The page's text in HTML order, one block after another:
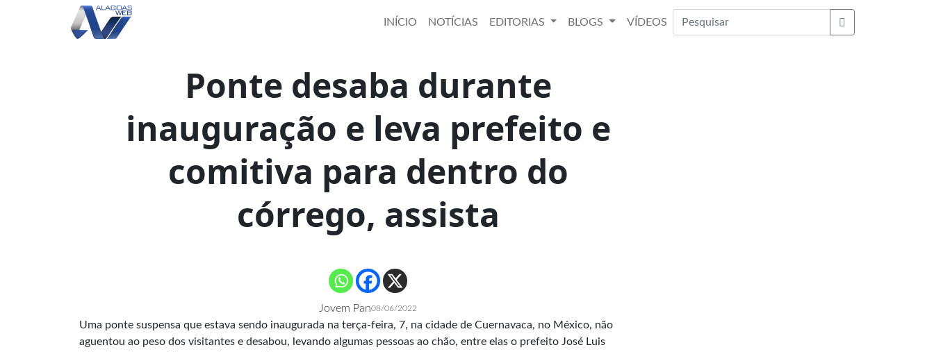
INÍCIO NOTÍCIAS EDITORIAS BLOGS
VÍDEOS
Buscar
Ponte desaba durante
inauguração e leva prefeito e
comitiva para dentro do
córrego, assista
Jovem Pan08/06/2022
Uma ponte suspensa que estava sendo inaugurada na terça-feira, 7, na cidade de Cuernavaca, no México, não
aguentou ao peso dos visitantes e desabou, levando algumas pessoas ao chão, entre elas o prefeito José Luis